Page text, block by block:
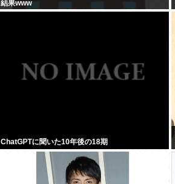
結果www
ChatGPTに聞いた10年後の18期